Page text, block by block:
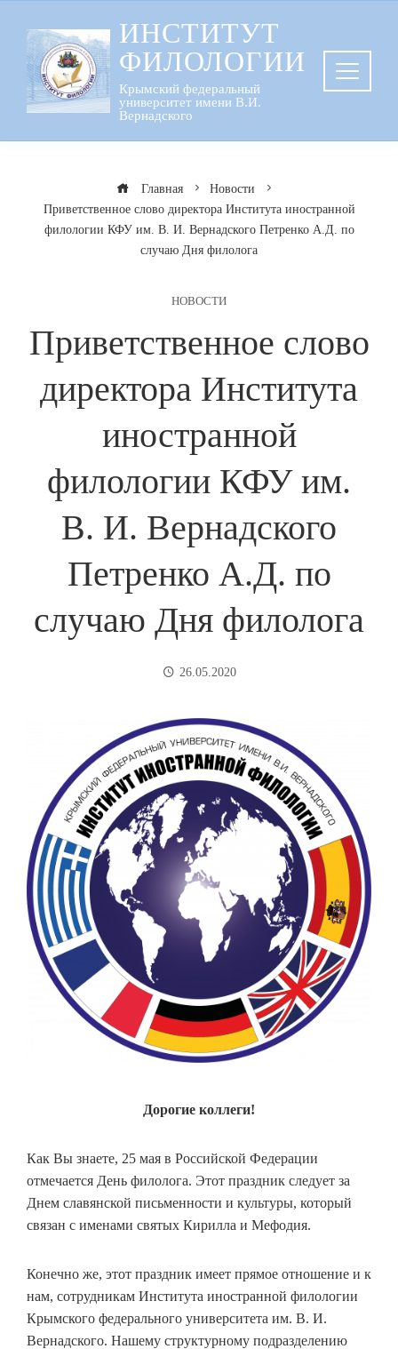
содержанию
ИНСТИТУТ
ФИЛОЛОГИИ
Крымский федеральный
университет имени В.И.
Вернадского
Главная
Новости
Приветственное слово директора Института иностранной
филологии КФУ им. В. И. Вернадского Петренко А.Д. по
случаю Дня филолога
НОВОСТИ
Приветственное слово
директора Института
иностранной
филологии КФУ им.
В. И. Вернадского
Петренко А.Д. по
случаю Дня филолога
26.05.2020
Дорогие коллеги!
Как Вы знаете, 25 мая в Российской Федерации
отмечается День филолога. Этот праздник следует за
Днем славянской письменности и культуры, который
связан с именами святых Кирилла и Мефодия.
Конечно же, этот праздник имеет прямое отношение и к
нам, сотрудникам Института иностранной филологии
Крымского федерального университета им. В. И.
Вернадского. Нашему структурному подразделению